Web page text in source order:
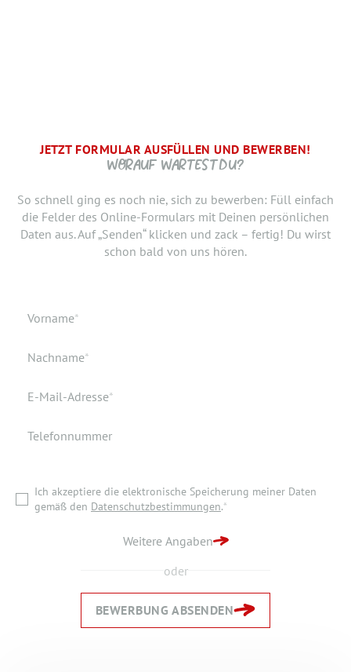
JETZT FORMULAR AUSFÜLLEN UND BEWERBEN!
WORAUF WARTEST DU?
So schnell ging es noch nie, sich zu bewerben: Füll einfach
die Felder des Online-Formulars mit Deinen persönlichen
Daten aus. Auf „Senden“ klicken und zack – fertig! Du wirst
schon bald von uns hören.
Pflichtfeld
Vorname*
Pflichtfeld
Nachname*
Pflichtfeld
E-Mail-Adresse*
Telefonnummer
Ich akzeptiere die elektronische Speicherung meiner Daten
gemäß den Datenschutzbestimmungen.*
Weitere Angaben
oder
BEWERBUNG ABSENDEN
BRAUCHEN WIR NOCH ...
SCHRITT.
bist, den neuen Job anzutreten. Du möchtest Deiner
Bewerbung doch noch einen Lebenslauf oder ein anderes
Dokument hinzufügen? Hier kannst Du es hochladen.
Verfügbar ab
Dokumente
Ich akzeptiere die elektronische Speicherung meiner Daten
DANKE, WIR FREUEN UNS AUF DICH UND MELDEN UNS
ZURÜCK ZUR STARTSEITE